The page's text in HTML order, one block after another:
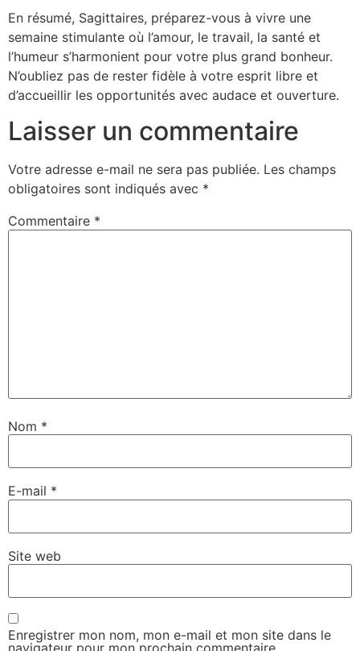
En résumé, Sagittaires, préparez-vous à vivre une
semaine stimulante où l’amour, le travail, la santé et
l’humeur s’harmonient pour votre plus grand bonheur.
N’oubliez pas de rester fidèle à votre esprit libre et
d’accueillir les opportunités avec audace et ouverture.
Laisser un commentaire
Votre adresse e-mail ne sera pas publiée. Les champs
obligatoires sont indiqués avec *
Commentaire *
Nom *
E-mail *
Site web
Enregistrer mon nom, mon e-mail et mon site dans le